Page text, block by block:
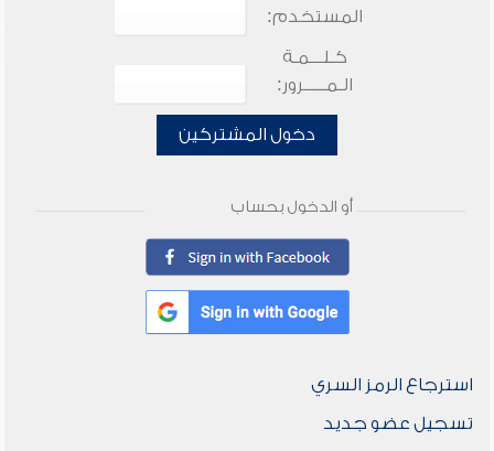
المستخدم:
كـلـــمـة
الـمـــــرور:
دخول المشتركين
أو الدخول بحساب
استرجاع الرمز السري
تسجيل عضو جديد